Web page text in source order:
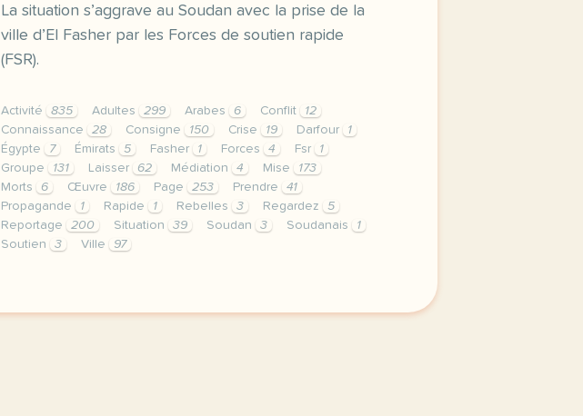
La situation s’aggrave au Soudan avec la prise de la
ville d’El Fasher par les Forces de soutien rapide
(FSR).
Activité 835 Adultes 299 Arabes 6 Conflit
12
Connaissance
28 Consigne 150 Crise 19 Darfour
1
Égypte
7 Émirats 5 Fasher 1 Forces 4 Fsr
1
Groupe
131 Laisser 62 Médiation 4 Mise
173
Morts
6 Œuvre 186 Page 253 Prendre
41
Propagande
1 Rapide 1 Rebelles 3 Regardez
5
Reportage
200 Situation 39 Soudan 3 Soudanais
1
Soutien
3 Ville 97